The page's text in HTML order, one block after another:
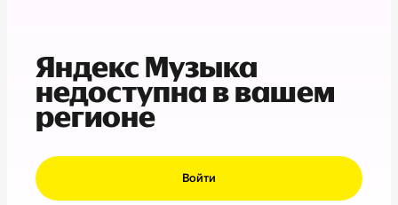
Яндекс Музыка
недоступна в вашем
регионе
Войти